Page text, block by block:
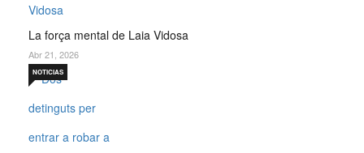
La força mental de Laia Vidosa
Abr 21, 2026
NOTICIAS